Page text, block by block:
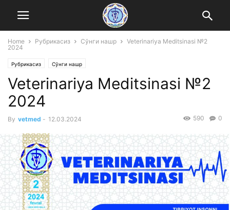
Home Рубрикасиз Сўнги нашр
Veterinariya Meditsinasi №2
2024
Рубрикасиз Сўнги нашр
Veterinariya Meditsinasi №2
2024
By vetmed - 12.03.2024 0
590